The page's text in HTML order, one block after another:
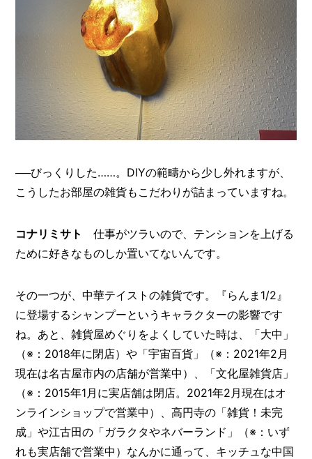
──びっくりした……。DIYの範疇から少し外れますが、
こうしたお部屋の雑貨もこだわりが詰まっていますね。
コナリミサト
仕事がツラいので、テンションを上げる
ために好きなものしか置いてないんです。
その一つが、中華テイストの雑貨です。『らんま1/2』
に登場するシャンプーというキャラクターの影響です
ね。あと、雑貨屋めぐりをよくしていた時は、「大中」
（※：2018年に閉店）や「宇宙百貨」（※：2021年2月
現在は名古屋市内の店舗が営業中）、「文化屋雑貨店」
（※：2015年1月に実店舗は閉店。2021年2月現在はオ
ンラインショップで営業中）、高円寺の「雑貨！未完
成」や江古田の「ガラクタやネバーランド」（※：いず
れも実店舗で営業中）なんかに通って、キッチュな中国